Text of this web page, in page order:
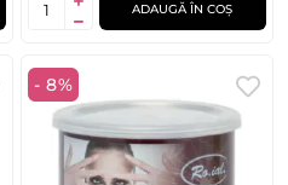
ADAUGĂ ÎN COȘ
- 8%